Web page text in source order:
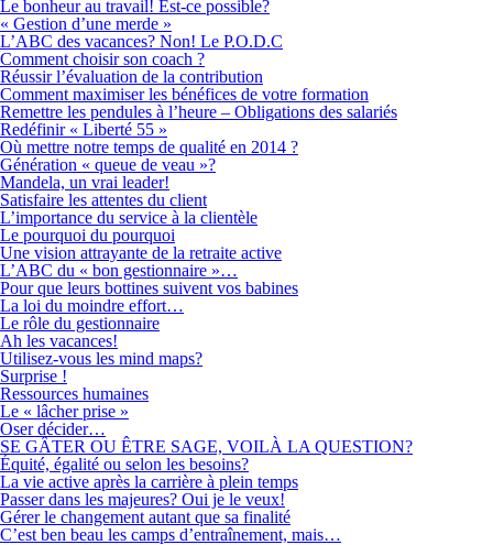
Le bonheur au travail! Est-ce possible?
« Gestion d’une merde »
L’ABC des vacances? Non! Le P.O.D.C
Comment choisir son coach ?
Réussir l’évaluation de la contribution
Comment maximiser les bénéfices de votre formation
Remettre les pendules à l’heure – Obligations des salariés
Redéfinir « Liberté 55 »
Où mettre notre temps de qualité en 2014 ?
Génération « queue de veau »?
Mandela, un vrai leader!
Satisfaire les attentes du client
L’importance du service à la clientèle
Le pourquoi du pourquoi
Une vision attrayante de la retraite active
L’ABC du « bon gestionnaire »…
Pour que leurs bottines suivent vos babines
La loi du moindre effort…
Le rôle du gestionnaire
Ah les vacances!
Utilisez-vous les mind maps?
Surprise !
Ressources humaines
Le « lâcher prise »
Oser décider…
SE GÂTER OU ÊTRE SAGE, VOILÀ LA QUESTION?
Équité, égalité ou selon les besoins?
La vie active après la carrière à plein temps
Passer dans les majeures? Oui je le veux!
Gérer le changement autant que sa finalité
C’est ben beau les camps d’entraînement, mais…